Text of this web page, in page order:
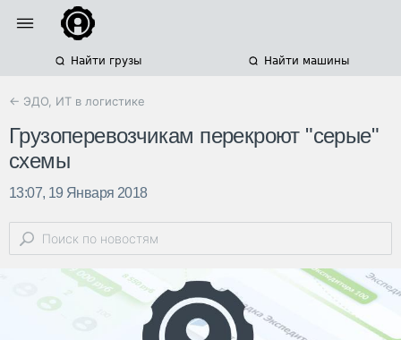
Найти грузы Найти машины
← ЭДО, ИТ в логистике
Грузоперевозчикам перекроют "серые"
схемы
13:07, 19 Января 2018